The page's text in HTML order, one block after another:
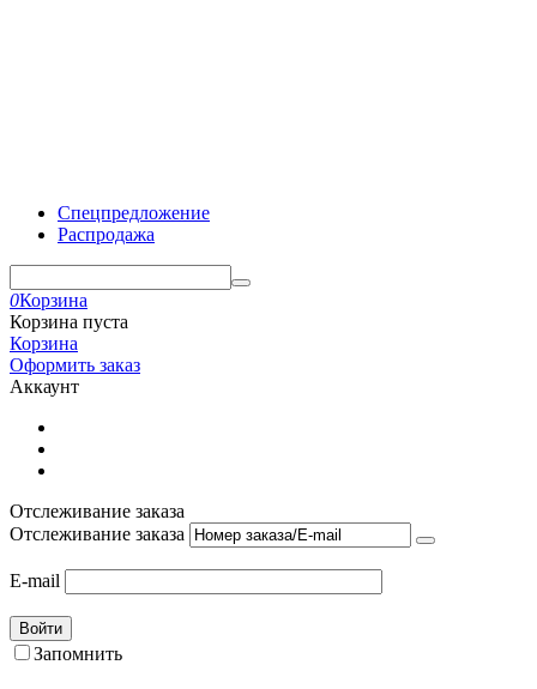
Спецпредложение
Распродажа
0Корзина
Корзина пуста
Корзина
Оформить заказ
Аккаунт
Отслеживание заказа
Отслеживание заказа
E-mail
Войти
Запомнить